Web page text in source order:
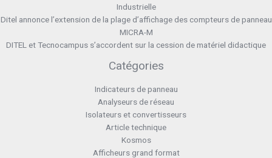
Industrielle
Ditel annonce l’extension de la plage d’affichage des compteurs de panneau
MICRA-M
DITEL et Tecnocampus s’accordent sur la cession de matériel didactique
Catégories
Indicateurs de panneau
Analyseurs de réseau
Isolateurs et convertisseurs
Article technique
Kosmos
Afficheurs grand format